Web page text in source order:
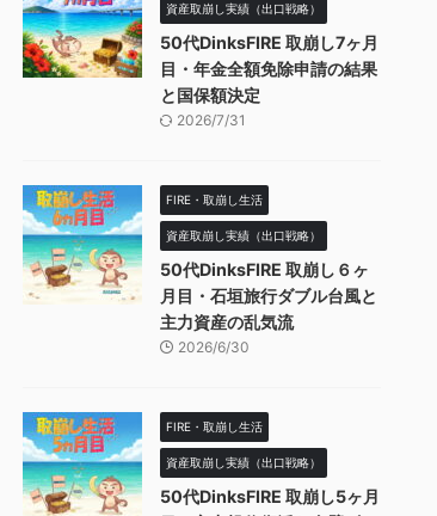
資産取崩し実績（出口戦略）
50代DinksFIRE 取崩し7ヶ月
目・年金全額免除申請の結果
と国保額決定
2026/7/31
FIRE・取崩し生活
資産取崩し実績（出口戦略）
50代DinksFIRE 取崩し６ヶ
月目・石垣旅行ダブル台風と
主力資産の乱気流
2026/6/30
FIRE・取崩し生活
資産取崩し実績（出口戦略）
50代DinksFIRE 取崩し5ヶ月